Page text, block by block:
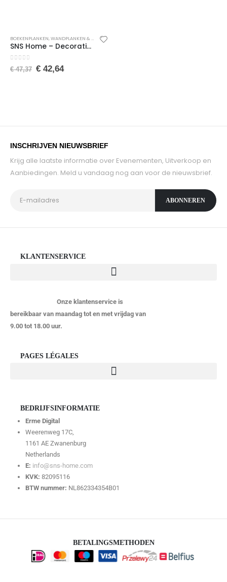
BOEKENPLANKEN,WANDPLANKEN & -REKKEN
SNS Home – Decoratieve Boekenkast met 3 Planken – Metalen Boekenkast – 66 x 34 x 85 cm – Pijnboom
0 van de 5
€47,37 €42,64
INSCHRIJVEN NIEUWSBRIEF
Krijg alle laatste informatie over Evenementen, Uitverkoop en
Aanbiedingen. Meld u vandaag nog aan voor de nieuwsbrief.
KLANTENSERVICE
Onze klantenservice is
bereikbaar van maandag tot en met vrijdag van
9.00 tot 18.00 uur.
PAGES LÉGALES
BEDRIJFSINFORMATIE
Erme Digital
Weerenweg 17C,
1161 AE Zwanenburg
Netherlands
E: info@sns-home.com
KVK: 82095116
BTW nummer: NL862334354B01
BETALINGSMETHODEN